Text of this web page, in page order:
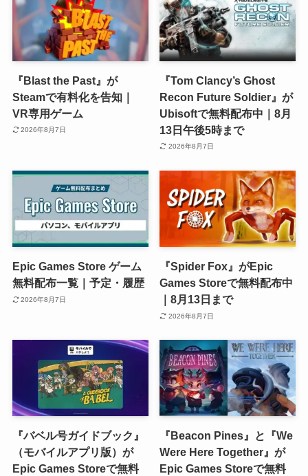
『Blast the Past』が
Steamで有料化を告知｜
VR専用ゲーム
2026年8月7日
『Tom Clancy’s Ghost
Recon Future Soldier』が
Ubisoftで無料配布中｜8月
13日午後5時まで
2026年8月7日
Epic Games Store ゲーム
無料配布一覧｜予定・履歴
2026年8月7日
『Spider Fox』がEpic
Games Storeで無料配布中
｜8月13日まで
2026年8月7日
『バベル号ガイドブック』
（モバイルアプリ版）が
Epic Games Storeで無料
『Beacon Pines』と『We
Were Here Together』が
Epic Games Storeで無料